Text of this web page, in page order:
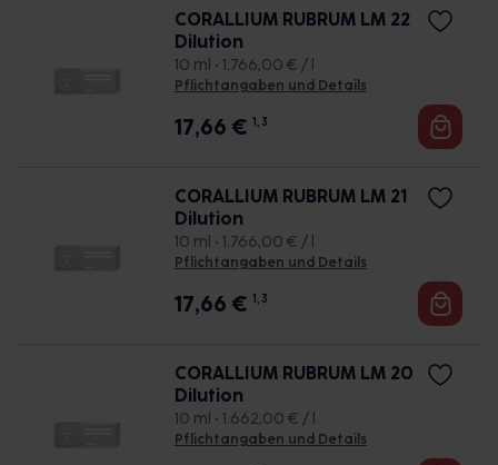
CORALLIUM RUBRUM LM 22
Dilution
10 ml • 1.766,00 € / l
Pflichtangaben und Details
17,66 € 1, 3
CORALLIUM RUBRUM LM 21
Dilution
10 ml • 1.766,00 € / l
Pflichtangaben und Details
17,66 € 1, 3
CORALLIUM RUBRUM LM 20
Dilution
10 ml • 1.662,00 € / l
Pflichtangaben und Details